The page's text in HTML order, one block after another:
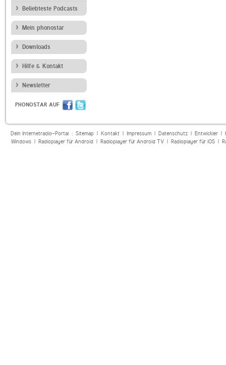
Beliebteste Podcasts
Mein phonostar
Downloads
Hilfe & Kontakt
Newsletter
PHONOSTAR AUF
Dein Internetradio-Portal : Sitemap| Kontakt| Impressum| Datenschutz| Entwickler|
Windows| Radioplayer für Android| Radioplayer für Android TV| Radioplayer für iOS|